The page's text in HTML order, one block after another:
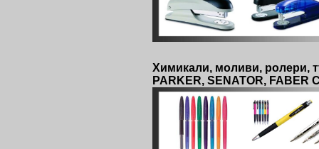
Химикали, моливи, ролери,
PARKER, SENATOR, FABER